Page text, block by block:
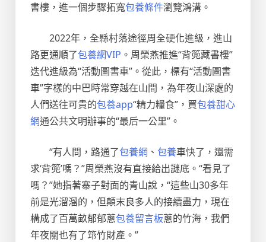
書樓，進一個步驟拓寬包養條件瀏覽鴻溝。
2022年，全縣村落途徑周全硬化進級，進山
路更通順了包養網VIP 。周榮燕推進“背篼藏書樓”
迭代進級為“活動圖書車”。從此，標有“活動圖書
車”字樣的中巴時常穿越在山間，為年夜山深處的
人們送往可貴的包養app“精力糧食”，買包養甜心
網通公共文明辦事的“最后一公里”。
“有人問，路通了包養網 、 包養車快了，還需
求‘背篼’嗎？”周榮燕沒有直接給出謎底。“看見了
嗎？”她指著寨子對面的青山說，“這些山30多年
前是光溜溜的，但顛末良多人的接續盡力，現在
構成了百萬畝郁郁蔥包養留言板蔥的竹海，我們
年夜關也有了筇竹財產。”